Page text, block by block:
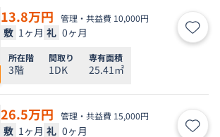
13.8万円 管理・共益費 10,000円
敷 1ヶ月 礼 0ヶ月 お気
所在階
3階
間取り
1DK
専有面積
25.41㎡
26.5万円 管理・共益費 15,000円
敷 1ヶ月 礼 0ヶ月 お気